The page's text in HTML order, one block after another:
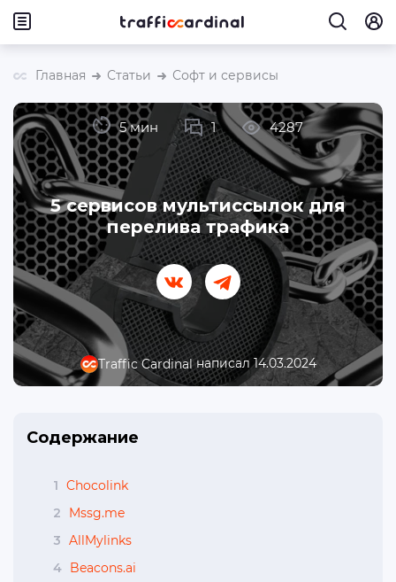
Главная Статьи Софт и сервисы
Traffic Cardinalнаписал 14.03.2024
5 сервисов мультиссылок для
перелива трафика
5 мин 1 4287
Содержание
1 Chocolink
2
Mssg.me
3 AllMylinks
4 Beacons.ai